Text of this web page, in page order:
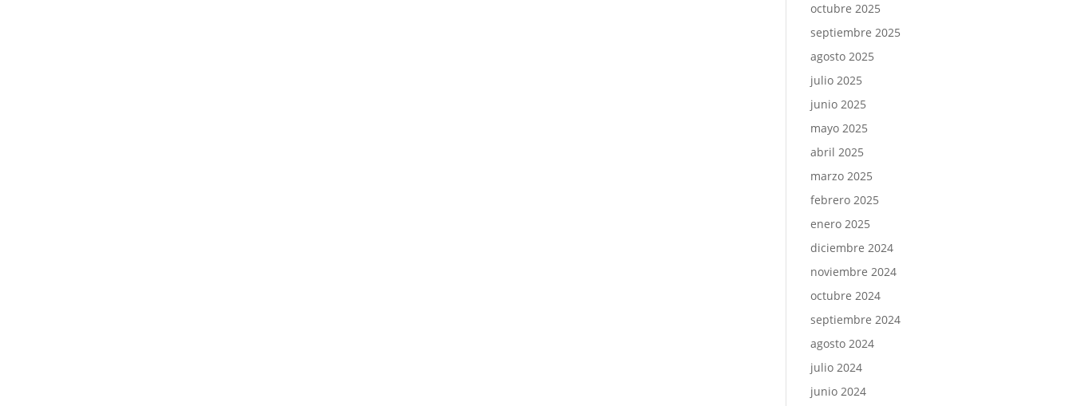
octubre 2025
septiembre 2025
agosto 2025
julio 2025
junio 2025
mayo 2025
abril 2025
marzo 2025
febrero 2025
enero 2025
diciembre 2024
noviembre 2024
octubre 2024
septiembre 2024
agosto 2024
julio 2024
junio 2024